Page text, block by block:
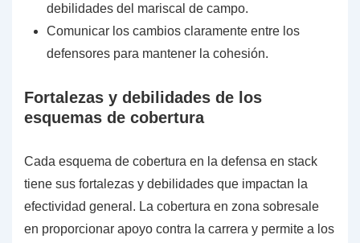
debilidades del mariscal de campo.
Comunicar los cambios claramente entre los
defensores para mantener la cohesión.
Fortalezas y debilidades de los
esquemas de cobertura
Cada esquema de cobertura en la defensa en stack
tiene sus fortalezas y debilidades que impactan la
efectividad general. La cobertura en zona sobresale
en proporcionar apoyo contra la carrera y permite a los